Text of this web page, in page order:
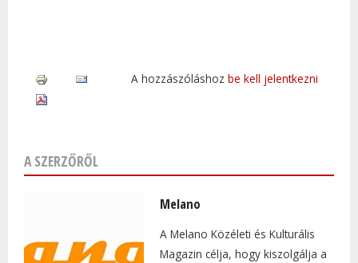
A hozzászóláshoz be kell jelentkezni
A SZERZŐRŐL
Melano
A Melano Közéleti és Kulturális
Magazin célja, hogy kiszolgálja a